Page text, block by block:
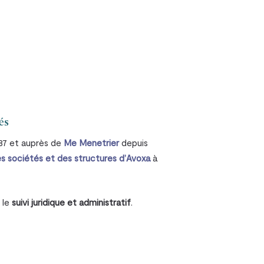
et auprès de Me Menetrierdepuis
sociétés et des structures d’Avoxaà
lesuivi juridique et administratif.